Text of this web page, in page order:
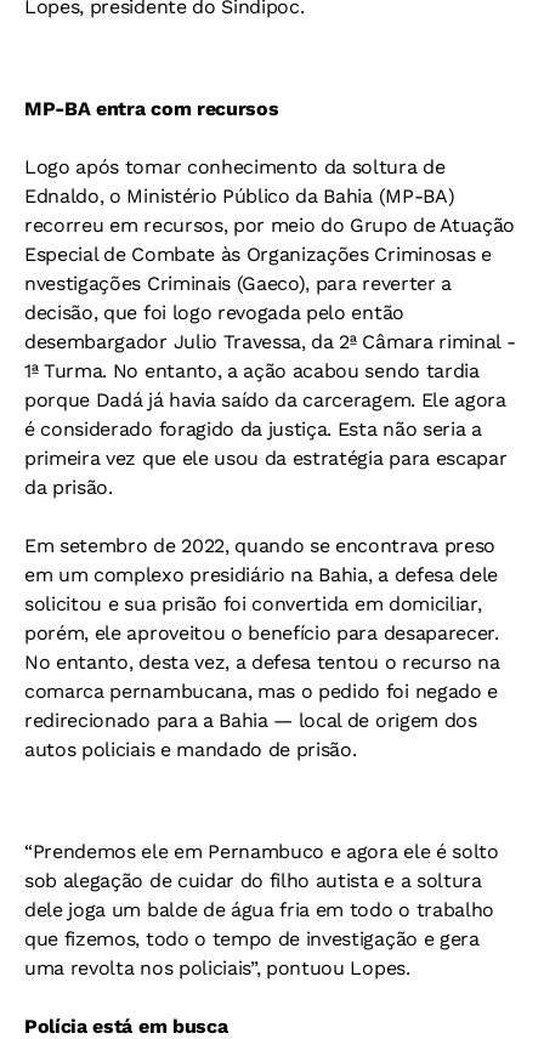
Lopes, presidente do Sindipoc.
MP-BA entra com recursos
Logo após tomar conhecimento da soltura de
Ednaldo, o Ministério Público da Bahia (MP-BA)
recorreu em recursos, por meio do Grupo de Atuação
Especial de Combate às Organizações Criminosas e
nvestigações Criminais (Gaeco), para reverter a
decisão, que foi logo revogada pelo então
desembargador Julio Travessa, da 2ª Câmara riminal -
1ª Turma. No entanto, a ação acabou sendo tardia
porque Dadá já havia saído da carceragem. Ele agora
é considerado foragido da justiça. Esta não seria a
primeira vez que ele usou da estratégia para escapar
da prisão.
Em setembro de 2022, quando se encontrava preso
em um complexo presidiário na Bahia, a defesa dele
solicitou e sua prisão foi convertida em domiciliar,
porém, ele aproveitou o benefício para desaparecer.
No entanto, desta vez, a defesa tentou o recurso na
comarca pernambucana, mas o pedido foi negado e
redirecionado para a Bahia — local de origem dos
autos policiais e mandado de prisão.
“Prendemos ele em Pernambuco e agora ele é solto
sob alegação de cuidar do filho autista e a soltura
dele joga um balde de água fria em todo o trabalho
que fizemos, todo o tempo de investigação e gera
uma revolta nos policiais”, pontuou Lopes.
Polícia está em busca